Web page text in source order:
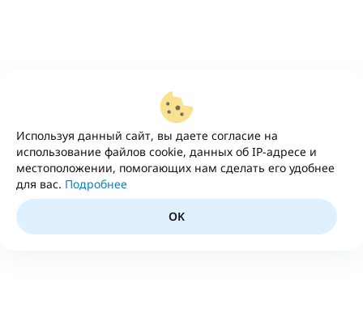
Используя данный сайт, вы даете согласие на
использование файлов cookie, данных об IP-адресе и
местоположении, помогающих нам сделать его удобнее
для вас. Подробнее
OK